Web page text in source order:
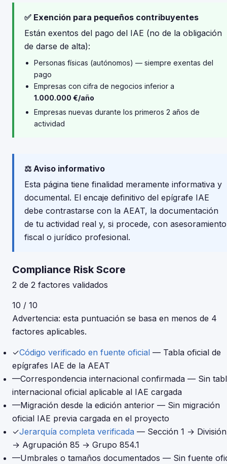
✅ Exención para pequeños contribuyentes
Están exentos del pago del IAE (no de la obligación
de darse de alta):
Personas físicas (autónomos) — siempre exentas del
pago
Empresas con cifra de negocios inferior a
1.000.000 €/año
Empresas nuevas durante los primeros 2 años de
actividad
⚖️ Aviso informativo
Esta página tiene finalidad meramente informativa y
documental. El encaje definitivo del epígrafe IAE
debe contrastarse con la AEAT, la documentación
de tu actividad real y, si procede, con asesoramiento
fiscal o jurídico profesional.
Compliance Risk Score
2 de 2 factores validados
10 / 10
Advertencia: esta puntuación se basa en menos de 4
factores aplicables.
✓Código verificado en fuente oficial — Tabla oficial de
epígrafes IAE de la AEAT
—Correspondencia internacional confirmada — Sin
internacional oficial aplicable al IAE cargada
—Migración desde la edición anterior — Sin migración
oficial IAE previa cargada en el proyecto
✓Jerarquía completa verificada — Sección 1 →
→ Agrupación 85 → Grupo 854.1
—Umbrales o tamaños documentados — Sin fuente